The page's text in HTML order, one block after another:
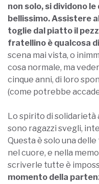
non solo, si dividono
bellissimo.Assistere
toglie dal piatto il
fratellino è qualcosa
scena mai vista, o
cosa normale, ma
cinque anni, di loro
(come potrebbe
Lo spirito di
sono ragazzi svegli,
Questa è solo una
nel cuore, e nella
scriverle tutte è
momento della